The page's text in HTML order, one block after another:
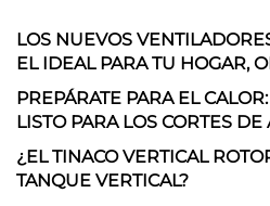
LOS NUEVOS
EL IDEAL PARA TU HOGAR,
PREPÁRATE PARA EL
LISTO PARA LOS CORTES DE
¿EL TINACO VERTICAL
TANQUE VERTICAL?